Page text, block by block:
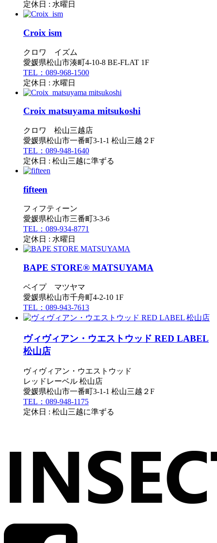
定休日 : 水曜日
Croix ism
クロワ イズム
愛媛県松山市湊町4-10-8 BE-FLAT 1F
TEL：089-968-1500
定休日 : 水曜日
Croix matsuyama mitsukoshi
クロワ 松山三越店
愛媛県松山市一番町3-1-1 松山三越２F
TEL：089-948-1640
定休日 : 松山三越に準ずる
fifteen
フィフティーン
愛媛県松山市三番町3-3-6
TEL：089-934-8771
定休日 : 水曜日
BAPE STORE® MATSUYAMA
ベイプ マツヤマ
愛媛県松山市千舟町4-2-10 1F
TEL：089-943-7613
ヴィヴィアン・ウエストウッド RED LABEL
松山店
ヴィヴィアン・ウエストウッド
レッドレーベル 松山店
愛媛県松山市一番町3-1-1 松山三越２F
TEL：089-948-1175
定休日 : 松山三越に準ずる